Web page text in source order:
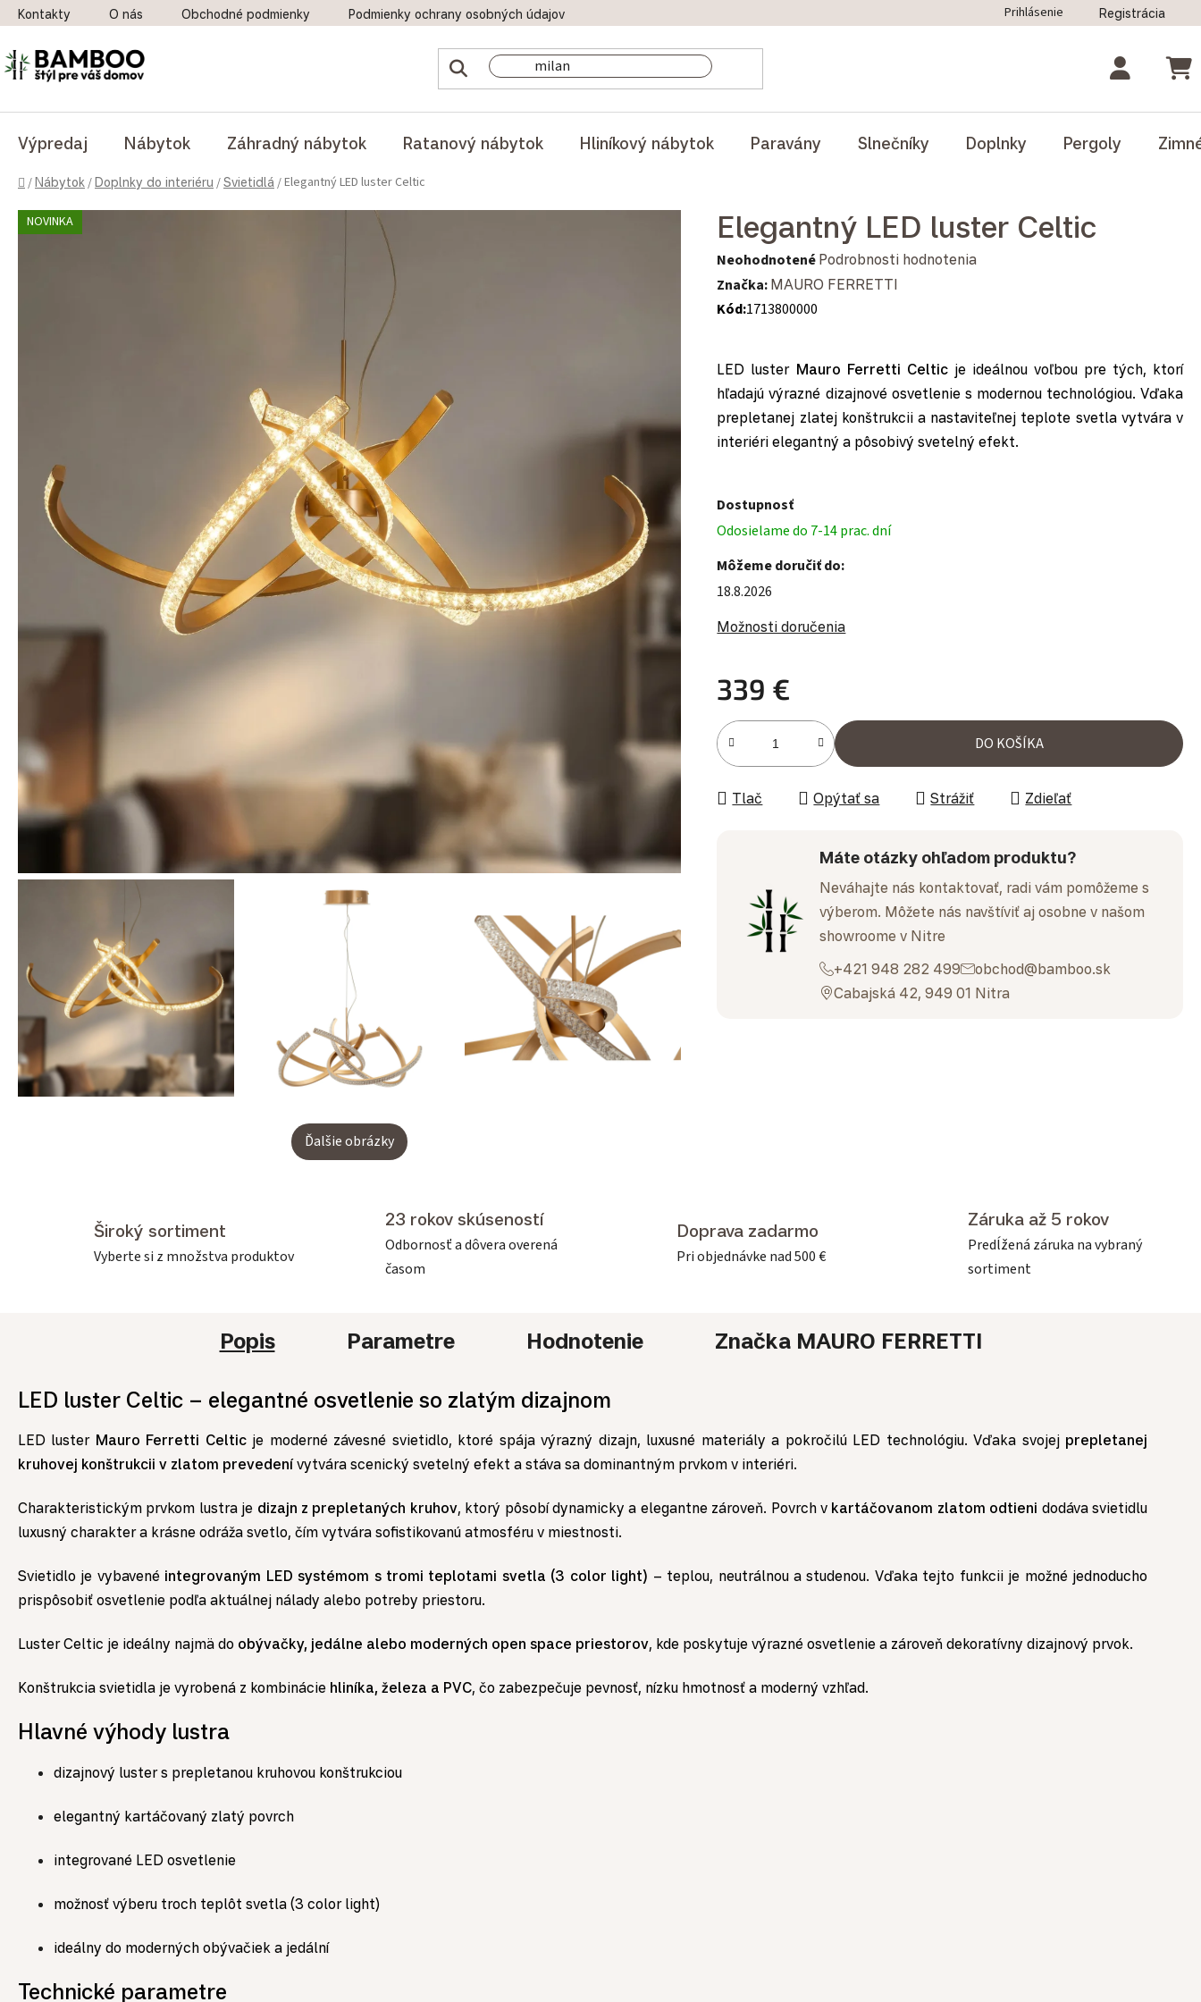
Prejsť na obsah
Kontakty O nás Obchodné podmienky Podmienky ochrany osobných údajov Odstúpenie od zmluvy
Prihlásenie Registrácia
Výpredaj Nábytok Záhradný nábytok Ratanový nábytok Hliníkový nábytok Paravány Slnečníky Doplnky Pergoly
Domov
/Nábytok /Doplnky do interiéru /Svietidlá /Elegantný LED luster Celtic
Elegantný LED luster Celtic
Priemerné hodnotenie produktu je 0,0 z 5 hviezdičiek.
Neohodnotené Podrobnosti hodnotenia
Značka: MAURO FERRETTI
Kód:1713800000
LED luster Mauro Ferretti Celticje ideálnou voľbou pre tých, ktorí
hľadajú výrazné dizajnové osvetlenie s modernou technológiou. Vďaka
prepletanej zlatej konštrukcii a nastaviteľnej teplote svetla vytvára v
interiéri elegantný a pôsobivý svetelný efekt.
Dostupnosť
Odosielame do 7-14 prac. dní
Môžeme doručiť do:
18.8.2026
Možnosti doručenia
339 €
Jednotková cena:
DO KOŠÍKA
Tlač Opýtať sa Strážiť Zdieľať
Máte otázky ohľadom produktu?
Neváhajte nás kontaktovať, radi vám pomôžeme s
výberom. Môžete nás navštíviť aj osobne v našom
showroome v Nitre
+421 948 282 499
obchod@bamboo.sk
Cabajská 42, 949 01 Nitra
NOVINKA
Ďalšie obrázky
Široký sortiment
Vyberte si z množstva produktov
23 rokov skúseností
Odbornosť a dôvera overená
časom
Doprava zadarmo
Pri objednávke nad 500 €
Záruka až 5 rokov
Predĺžená záruka na vybraný
sortiment
Popis Parametre Hodnotenie ZnačkaMAURO FERRETTI
LED luster Celtic – elegantné osvetlenie so zlatým dizajnom
LED luster Mauro Ferretti Celticje moderné závesné svietidlo, ktoré spája výrazný dizajn, luxusné materiály a pokročilú LED technológiu. Vďaka svojej prepletanej
kruhovej konštrukcii v zlatom prevedenívytvára scenický svetelný efekt a stáva sa dominantným prvkom v interiéri.
Charakteristickým prvkom lustra je dizajn z prepletaných kruhov, ktorý pôsobí dynamicky a elegantne zároveň. Povrch v kartáčovanom zlatom odtieni dodáva svietidlu
luxusný charakter a krásne odráža svetlo, čím vytvára sofistikovanú atmosféru v miestnosti.
Svietidlo je vybavené integrovaným LED systémom s tromi teplotami svetla (3 color light) – teplou, neutrálnou a studenou. Vďaka tejto funkcii je možné jednoducho
prispôsobiť osvetlenie podľa aktuálnej nálady alebo potreby priestoru.
Luster Celtic je ideálny najmä do obývačky, jedálne alebo moderných open space priestorov, kde poskytuje výrazné osvetlenie a zároveň dekoratívny dizajnový prvok.
Konštrukcia svietidla je vyrobená z kombinácie hliníka, železa a PVC, čo zabezpečuje pevnosť, nízku hmotnosť a moderný vzhľad.
Hlavné výhody lustra
dizajnový luster s prepletanou kruhovou konštrukciou
elegantný kartáčovaný zlatý povrch
integrované LED osvetlenie
možnosť výberu troch teplôt svetla (3 color light)
ideálny do moderných obývačiek a jedální
Technické parametre